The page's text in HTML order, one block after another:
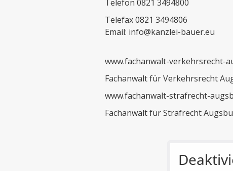
Telefon 0821 3494800
Telefax 0821 3494806
Email: info@kanzlei-bauer.eu
www.fachanwalt-verkehrsrecht-
Fachanwalt für Verkehrsrecht
www.fachanwalt-strafrecht-
Fachanwalt für Strafrecht